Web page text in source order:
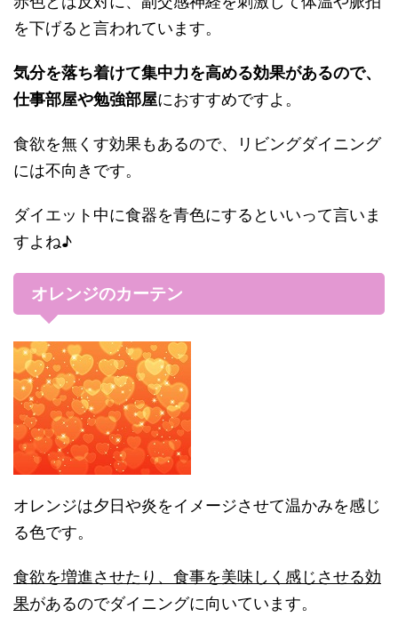
を下げると言われています。
気分を落ち着けて集中力を高める効果があるので、
仕事部屋や勉強部屋におすすめですよ。
食欲を無くす効果もあるので、リビングダイニング
には不向きです。
ダイエット中に食器を青色にするといいって言いま
すよね♪
オレンジのカーテン
オレンジは夕日や炎をイメージさせて温かみを感じ
る色です。
食欲を増進させたり、食事を美味しく感じさせる効
果があるのでダイニングに向いています。